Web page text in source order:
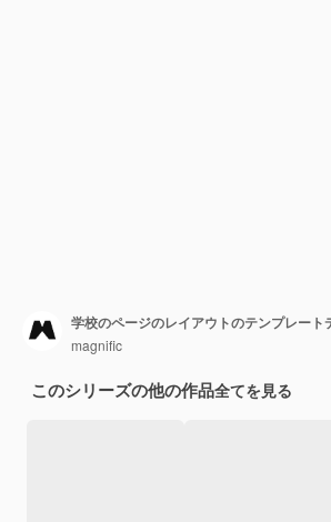
学校のページのレイアウトのテンプレート
magnific
このシリーズの他の作品全てを見る